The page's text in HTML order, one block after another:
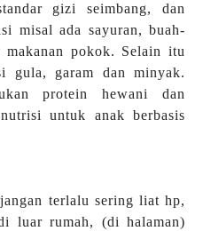
gizi seimbang, dan
misal ada sayuran, buah-
makanan pokok. Selain itu
gula, garam dan minyak.
protein hewani dan
untuk anak berbasis
terlalu sering liat hp,
luar rumah, (di halaman)